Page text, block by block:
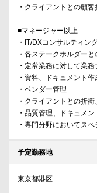
・クライアントとの顧
■マネージャー以上
・IT/DXコンサルティン
・各ステークホルダー
・定常業務に対して業
・資料、ドキュメント作
・ベンダー管理
・クライアントとの折
・品質管理、ドキュメ
・専門分野においてス
予定勤務地
東京都港区